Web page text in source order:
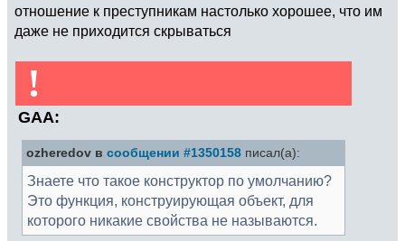
отношение к преступникам настолько хорошее, что им
даже не приходится скрываться
!
GAA:
ozheredov в сообщении #1350158 писал(а):
Знаете что такое конструктор по умолчанию?
Это функция, конструирующая объект, для
которого никакие свойства не называются.